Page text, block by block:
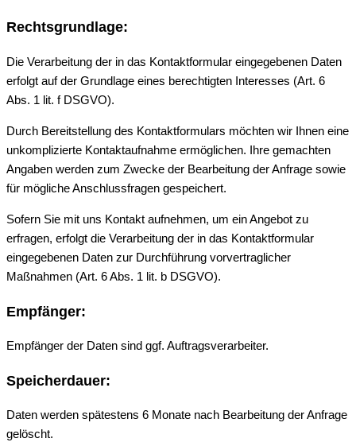
Rechtsgrundlage:
Die Verarbeitung der in das Kontaktformular eingegebenen Daten
erfolgt auf der Grundlage eines berechtigten Interesses (Art. 6
Abs. 1 lit. f DSGVO).
Durch Bereitstellung des Kontaktformulars möchten wir Ihnen eine
unkomplizierte Kontaktaufnahme ermöglichen. Ihre gemachten
Angaben werden zum Zwecke der Bearbeitung der Anfrage sowie
für mögliche Anschlussfragen gespeichert.
Sofern Sie mit uns Kontakt aufnehmen, um ein Angebot zu
erfragen, erfolgt die Verarbeitung der in das Kontaktformular
eingegebenen Daten zur Durchführung vorvertraglicher
Maßnahmen (Art. 6 Abs. 1 lit. b DSGVO).
Empfänger:
Empfänger der Daten sind ggf. Auftragsverarbeiter.
Speicherdauer:
Daten werden spätestens 6 Monate nach Bearbeitung der Anfrage
gelöscht.